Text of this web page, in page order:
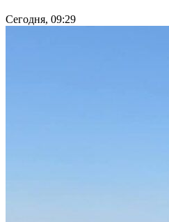
Сегодня, 09:29